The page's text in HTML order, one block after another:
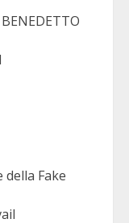
Fake